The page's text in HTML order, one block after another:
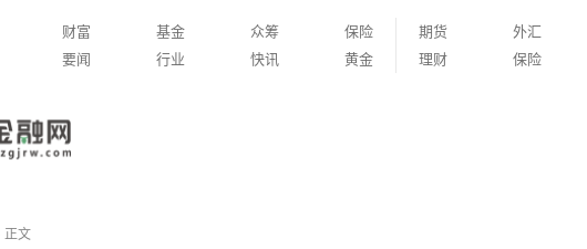
财富 基金 众筹
保险
要闻 行业 快讯 黄金
期货 外汇
理财
保险
正文